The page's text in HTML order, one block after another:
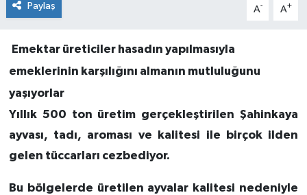
Paylaş A- A+
Emektar üreticiler hasadın yapılmasıyla
emeklerinin karşılığını almanın mutluluğunu
yaşıyorlar
Yıllık 500 ton üretim gerçekleştirilen Şahinkaya
ayvası, tadı, aroması ve kalitesi ile birçok ilden
gelen tüccarları cezbediyor.
Bu bölgelerde üretilen ayvalar kalitesi nedeniyle